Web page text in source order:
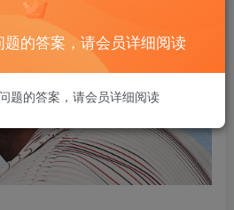
的答案，请会员详细阅读
题的答案，请会员详细阅读